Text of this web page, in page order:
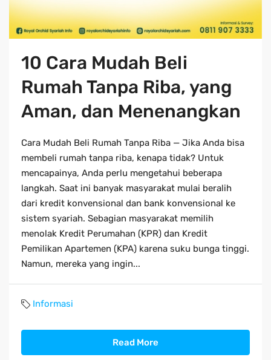
10 Cara Mudah Beli
Rumah Tanpa Riba, yang
Aman, dan Menenangkan
Cara Mudah Beli Rumah Tanpa Riba — Jika Anda bisa
membeli rumah tanpa riba, kenapa tidak? Untuk
mencapainya, Anda perlu mengetahui beberapa
langkah. Saat ini banyak masyarakat mulai beralih
dari kredit konvensional dan bank konvensional ke
sistem syariah. Sebagian masyarakat memilih
menolak Kredit Perumahan (KPR) dan Kredit
Pemilikan Apartemen (KPA) karena suku bunga tinggi.
Namun, mereka yang ingin...
Informasi
Read More